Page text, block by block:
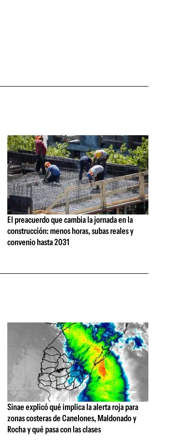
El preacuerdo que cambia la jornada en la
construcción: menos horas, subas reales y
convenio hasta 2031
Sinae explicó qué implica la alerta roja para
zonas costeras de Canelones, Maldonado y
Rocha y qué pasa con las clases